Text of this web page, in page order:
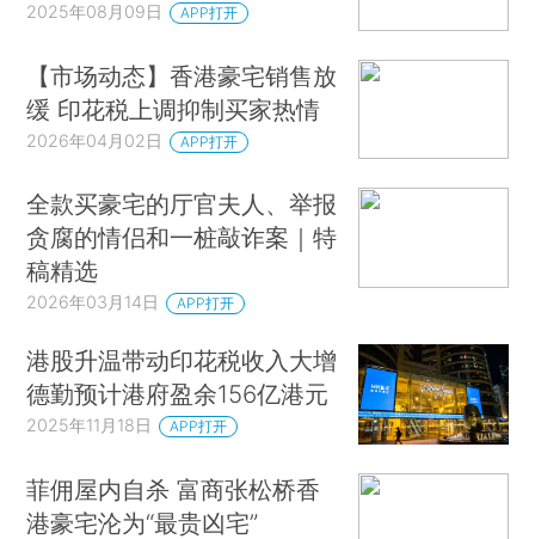
2025年08月09日 APP打开
【市场动态】香港豪宅销售放
缓 印花税上调抑制买家热情
2026年04月02日 APP打开
全款买豪宅的厅官夫人、举报
贪腐的情侣和一桩敲诈案｜特
稿精选
2026年03月14日 APP打开
港股升温带动印花税收入大增
德勤预计港府盈余156亿港元
2025年11月18日 APP打开
菲佣屋内自杀 富商张松桥香
港豪宅沦为“最贵凶宅”